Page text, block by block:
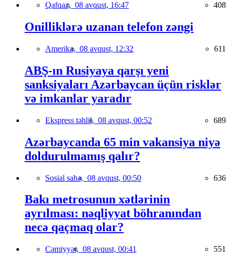
Qafqaz, 08 avqust, 16:47 408
Onilliklərə uzanan telefon zəngi
Amerika, 08 avqust, 12:32 611
ABŞ-ın Rusiyaya qarşı yeni
sanksiyaları Azərbaycan üçün risklər
və imkanlar yaradır
Ekspress təhlil, 08 avqust, 00:52 689
Azərbaycanda 65 min vakansiya niyə
doldurulmamış qalır?
Sosial sahə, 08 avqust, 00:50 636
Bakı metrosunun xətlərinin
ayrılması: nəqliyyat böhranından
necə qaçmaq olar?
Cəmiyyət, 08 avqust, 00:41 551